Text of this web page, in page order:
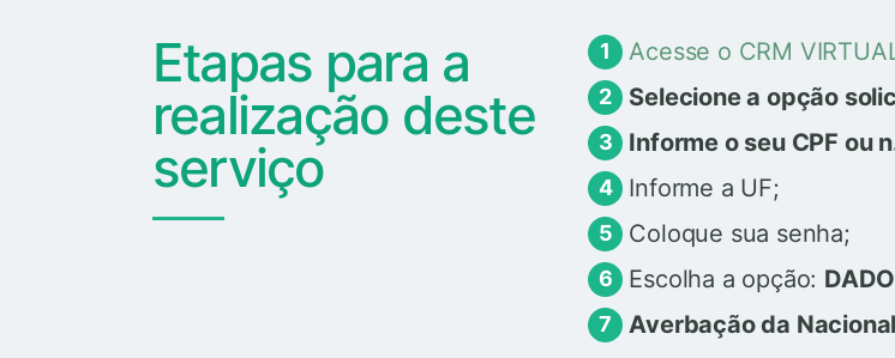
Etapas para a
realização deste
serviço
Acesse o CRM
Selecione a opção
Informe o seu CPF ou
Informe a UF;
Coloque sua senha;
Escolha a opção:
Averbação da